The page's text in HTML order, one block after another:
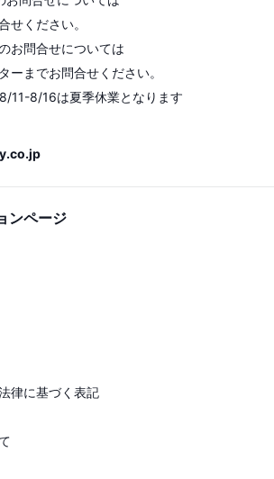
せください。
お問合せについては
までお問合せください。
11-8/16は夏季休業となります
ンページ
律に基づく表記